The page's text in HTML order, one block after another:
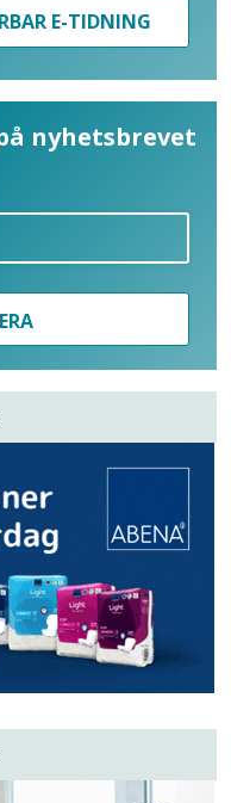
E-TIDNING
nyhetsbrevet